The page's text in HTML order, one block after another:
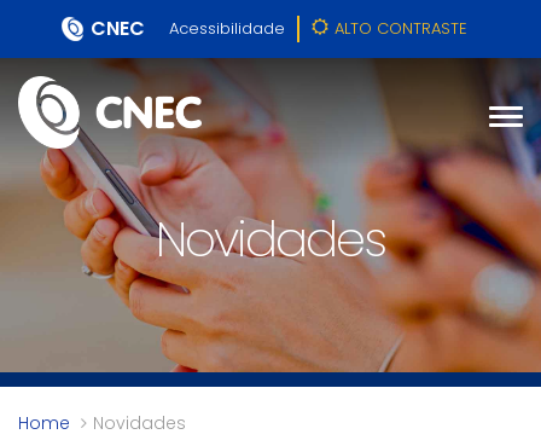
CNEC Acessibilidade ALTO CONTRASTE
Novidades
Home Novidades